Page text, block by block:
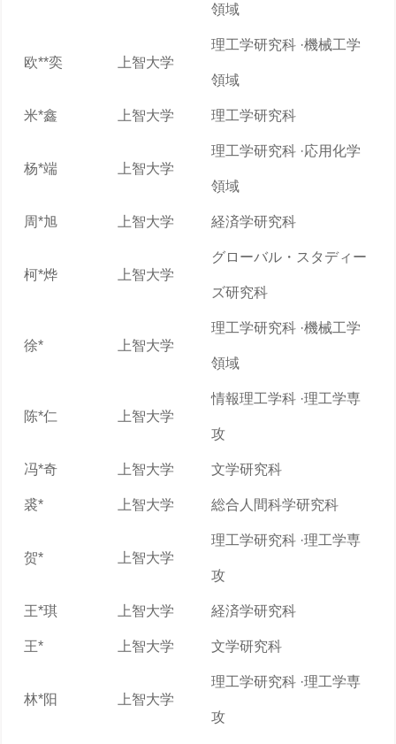
領域
欧**奕 上智大学
理工学研究科 ·機械工学
領域
米*鑫 上智大学 理工学研究科
杨*端 上智大学
理工学研究科 ·応用化学
領域
周*旭 上智大学 経済学研究科
柯*烨 上智大学
グローバル・スタディー
ズ研究科
徐* 上智大学
理工学研究科 ·機械工学
領域
陈*仁 上智大学
情報理工学科 ·理工学専
攻
冯*奇 上智大学 文学研究科
裘* 上智大学 総合人間科学研究科
贺* 上智大学
理工学研究科 ·理工学専
攻
王*琪 上智大学 経済学研究科
王* 上智大学 文学研究科
林*阳 上智大学
理工学研究科 ·理工学専
攻